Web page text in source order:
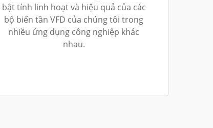
bật tính linh hoạt và hiệu quả của các
bộ biến tần VFD của chúng tôi trong
nhiều ứng dụng công nghiệp khác
nhau.